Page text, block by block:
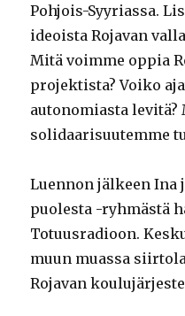
Pohjois-Syyriassa.
ideoista Rojavan
Mitä voimme oppia
projektista? Voiko
autonomiasta levitä?
solidaarisuutemme
Luennon jälkeen Ina
puolesta -ryhmästä
Totuusradioon.
muun muassa
Rojavan